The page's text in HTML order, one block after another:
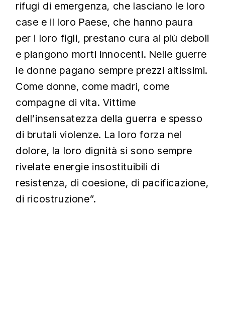
rifugi di emergenza, che lasciano le loro
case e il loro Paese, che hanno paura
per i loro figli, prestano cura ai più deboli
e piangono morti innocenti. Nelle guerre
le donne pagano sempre prezzi altissimi.
Come donne, come madri, come
compagne di vita. Vittime
dell’insensatezza della guerra e spesso
di brutali violenze. La loro forza nel
dolore, la loro dignità si sono sempre
rivelate energie insostituibili di
resistenza, di coesione, di pacificazione,
di ricostruzione”.